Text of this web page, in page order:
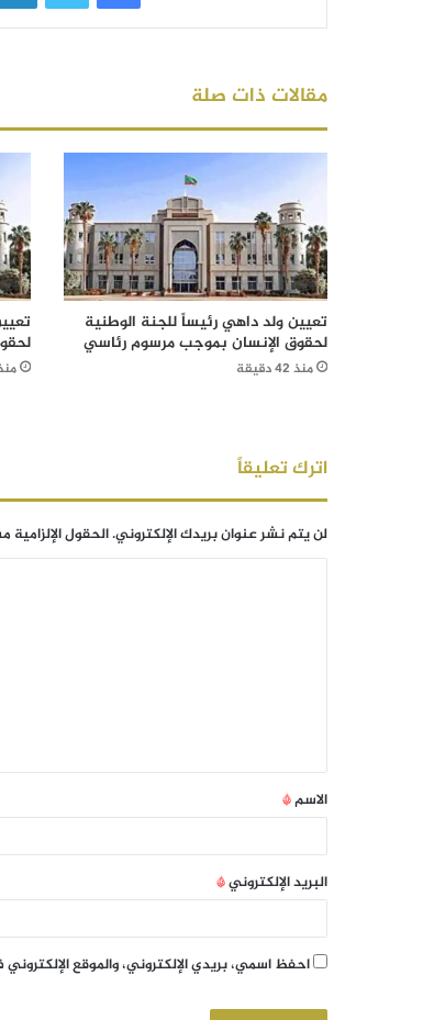
مقالات ذات صلة
تعيين ولد داهي رئيساً للجنة الوطنية
لحقوق الإنسان بموجب مرسوم رئاسي
منذ 42 دقيقة
اترك تعليقاً
لن يتم نشر عنوان بريدك الإلكتروني.الحقول الإلزامية
الاسم*
البريد الإلكتروني*
احفظ اسمي، بريدي الإلكتروني، والموقع